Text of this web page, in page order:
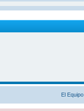
El Equipo